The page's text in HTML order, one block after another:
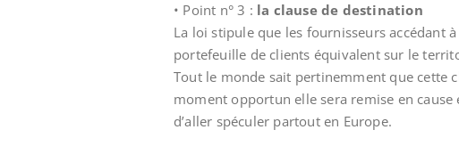
• Point n° 3 : la clause de destination
La loi stipule que les fournisseurs accédant
portefeuille de clients équivalent sur le
Tout le monde sait pertinemment que cette
moment opportun elle sera remise en
d’aller spéculer partout en Europe.